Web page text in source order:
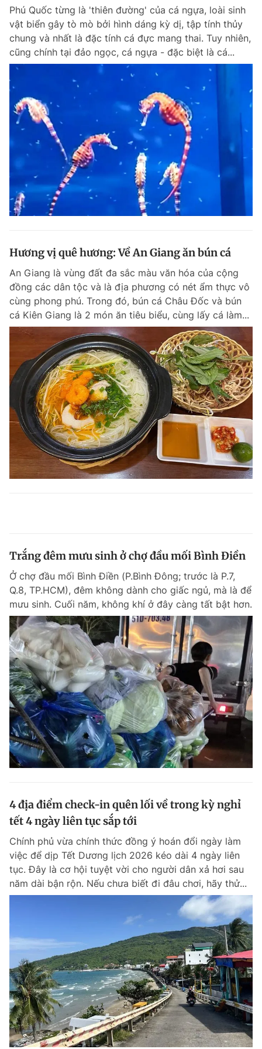
Phú Quốc từng là 'thiên đường' của cá ngựa, loài sinh
vật biển gây tò mò bởi hình dáng kỳ dị, tập tính thủy
chung và nhất là đặc tính cá đực mang thai. Tuy nhiên,
cũng chính tại đảo ngọc, cá ngựa - đặc biệt là cá...
Hương vị quê hương: Về An Giang ăn bún cá
An Giang là vùng đất đa sắc màu văn hóa của cộng
đồng các dân tộc và là địa phương có nét ẩm thực vô
cùng phong phú. Trong đó, bún cá Châu Đốc và bún
cá Kiên Giang là 2 món ăn tiêu biểu, cùng lấy cá làm...
Trắng đêm mưu sinh ở chợ đầu mối Bình Điền
Ở chợ đầu mối Bình Điền (P.Bình Đông; trước là P.7,
Q.8, TP.HCM), đêm không dành cho giấc ngủ, mà là để
mưu sinh. Cuối năm, không khí ở đây càng tất bật hơn.
4 địa điểm check-in quên lối về trong kỳ nghỉ
tết 4 ngày liên tục sắp tới
Chính phủ vừa chính thức đồng ý hoán đổi ngày làm
việc để dịp Tết Dương lịch 2026 kéo dài 4 ngày liên
tục. Đây là cơ hội tuyệt vời cho người dân xả hơi sau
năm dài bận rộn. Nếu chưa biết đi đâu chơi, hãy thử...